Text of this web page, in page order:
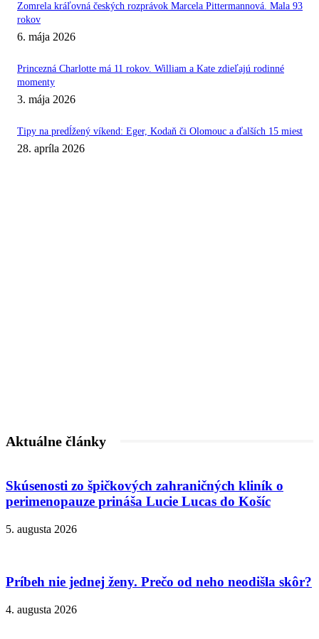
Zomrela kráľovná českých rozprávok Marcela Pittermannová. Mala 93
rokov
6. mája 2026
Princezná Charlotte má 11 rokov. William a Kate zdieľajú rodinné
momenty
3. mája 2026
Tipy na predĺžený víkend: Eger, Kodaň či Olomouc a ďalších 15 miest
28. apríla 2026
Aktuálne články
Skúsenosti zo špičkových zahraničných kliník o
perimenopauze prináša Lucie Lucas do Košíc
5. augusta 2026
Príbeh nie jednej ženy. Prečo od neho neodišla skôr?
4. augusta 2026